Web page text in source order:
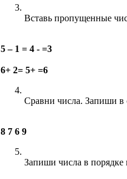
Вставь пропущенные
5 – 1 = 4 - =3
6+ 2= 5+ =6
Сравни числа. Запиши в
8 7 6 9
Запиши числа в порядке